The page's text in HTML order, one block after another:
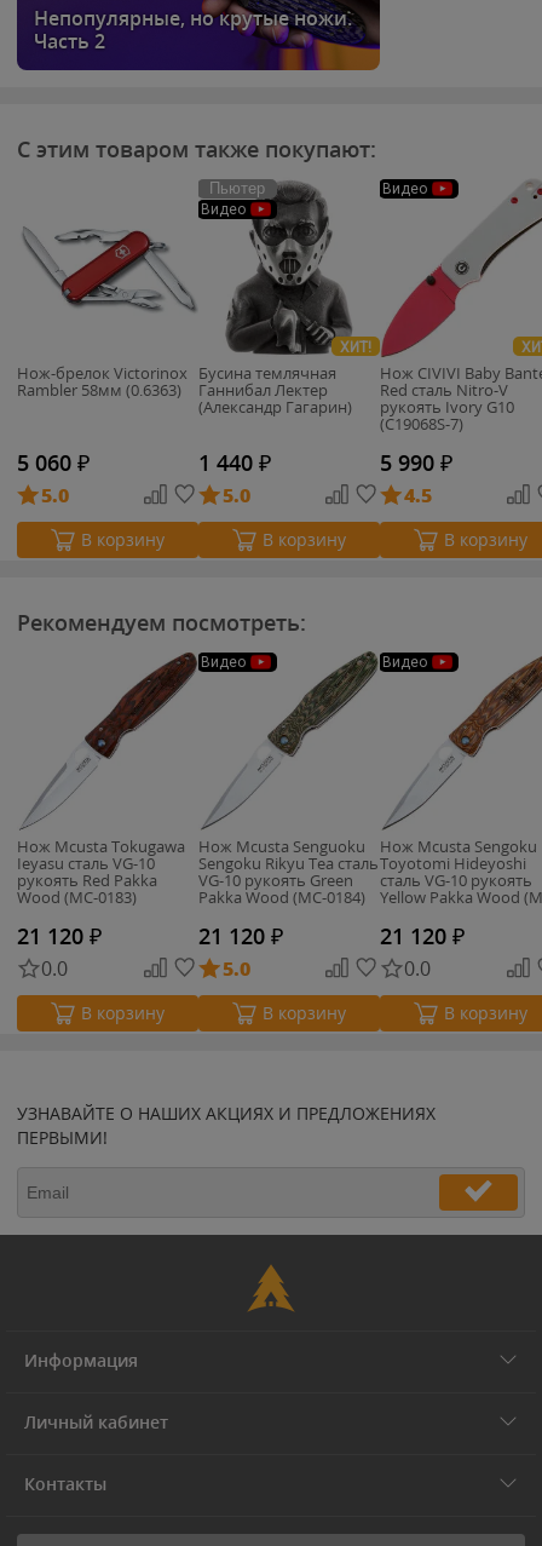
Непопулярные, но крутые ножи.
Часть 2
С этим товаром также покупают:
Нож-брелок Victorinox
Rambler 58мм (0.6363)
5 060 ₽
5.0
В корзину
Пьютер
Видео
ХИТ!
Бусина темлячная
Ганнибал Лектер
(Александр Гагарин)
1 440 ₽
5.0
В корзину
Видео
Нож CIVIVI Baby
Red сталь Nitro-V
рукоять Ivory G10
(C19068S-7)
5 990 ₽
4.5
В корзину
Рекомендуем посмотреть:
Нож Mcusta Tokugawa
Ieyasu сталь VG-10
рукоять Red Pakka
Wood (MC-0183)
21 120 ₽
0.0
В корзину
Видео
Нож Mcusta Senguoku
Sengoku Rikyu Tea сталь
VG-10 рукоять Green
Pakka Wood (MC-0184)
21 120 ₽
5.0
В корзину
Видео
Нож Mcusta Sengoku
Toyotomi Hideyoshi
сталь VG-10 рукоять
Yellow Pakka Wood
21 120 ₽
0.0
В корзину
УЗНАВАЙТЕ О НАШИХ АКЦИЯХ И ПРЕДЛОЖЕНИЯХ
ПЕРВЫМИ!
Информация
Личный кабинет
Контакты